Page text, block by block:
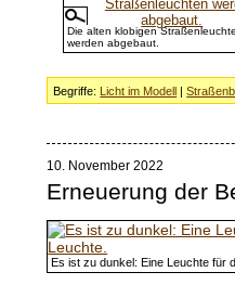
Die alten klobigen
werden abgebaut.
Begriffe: Licht im Modell |
10. November 2022
Erneuerung der
Es ist zu dunkel: Eine Leuchte für